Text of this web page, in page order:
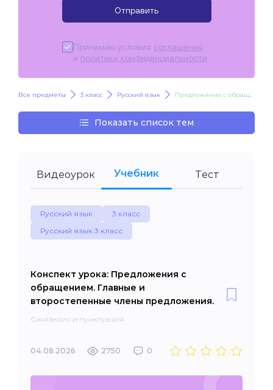
Отправить
Принимаю условия соглашения
и политики конфиденциальности
Все предметы 3 класс Русский язык Предложения с обращением. Главные и второстепенные члены предложения.
Показать список тем
Видеоурок Учебник Тест
Русский язык
3 класс
Русский язык 3 класс
Конспект урока: Предложения с
обращением. Главные и
второстепенные члены предложения.
Синтаксис и пунктуация
04.08.2026 2750 0